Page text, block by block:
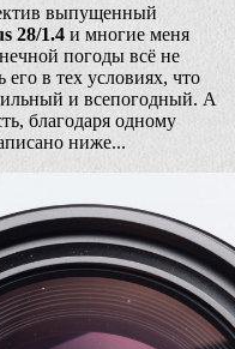
выпущенный
28/1.4 и многие меня
погоды всё не
в тех условиях, что
и всепогодный. А
благодаря одному
ниже...